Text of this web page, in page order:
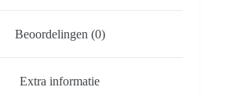
Beoordelingen (0)
Extra informatie